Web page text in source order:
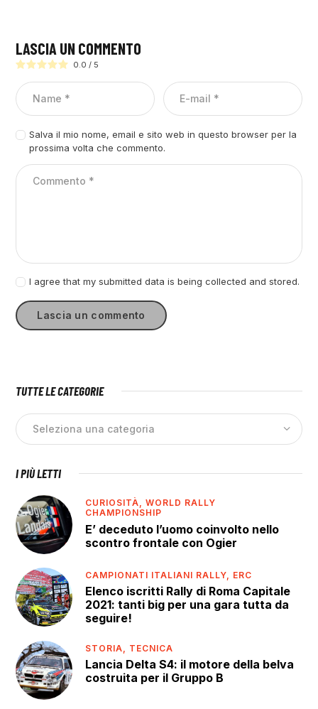
LASCIA UN COMMENTO
0.0 / 5
Salva il mio nome, email e sito web in questo browser per la
prossima volta che commento.
I agree that my submitted data is being collected and stored.
TUTTE LE CATEGORIE
I PIÙ LETTI
CURIOSITÀ,WORLD RALLY
CHAMPIONSHIP
E’ deceduto l’uomo coinvolto nello
scontro frontale con Ogier
CAMPIONATI ITALIANI RALLY, ERC
Elenco iscritti Rally di Roma Capitale
2021: tanti big per una gara tutta da
seguire!
STORIA, TECNICA
Lancia Delta S4: il motore della belva
costruita per il Gruppo B